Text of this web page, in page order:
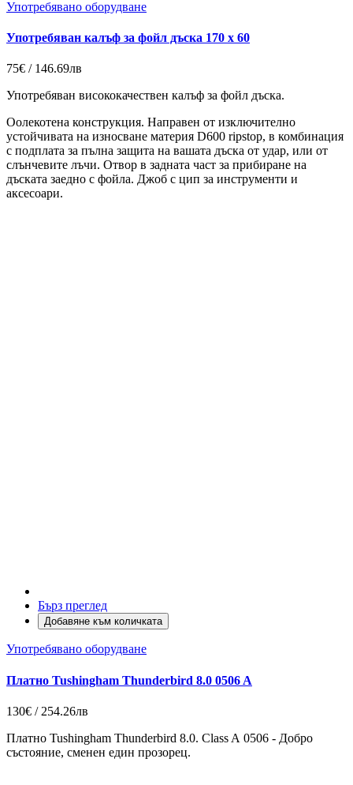
Употребявано оборудване
Употребяван калъф за фойл дъска 170 x 60
75€ / 146.69лв
Употребяван висококачествен калъф за фойл дъска.
Оолекотена конструкция. Направен от изключително
устойчивата на износване материя D600 ripstop, в комбинация
с подплата за пълна защита на вашата дъска от удар, или от
слънчевите лъчи. Отвор в задната част за прибиране на
дъската заедно с фойла. Джоб с цип за инструменти и
аксесоари.
Бърз преглед
Добавяне към количката
Употребявано оборудване
Платно Tushingham Thunderbird 8.0 0506 A
130€ / 254.26лв
Платно Tushingham Thunderbird 8.0. Class A 0506 - Добро
състояние, сменен един прозорец.